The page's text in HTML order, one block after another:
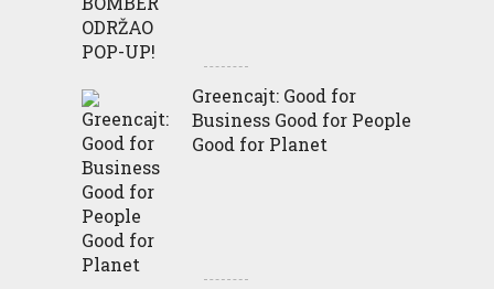
Greencajt: Good for
Business Good for People
Good for Planet